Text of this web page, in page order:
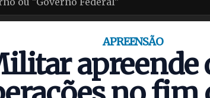
APREENSÃO
apreende